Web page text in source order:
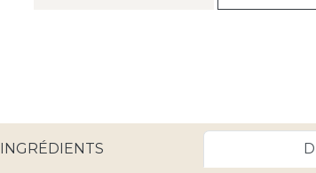
INGRÉDIENTS